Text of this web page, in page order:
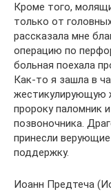
Кроме того,
только от
рассказала мне
операцию по
больная поехала
Как-то я зашла в
жестикулирующую
пророку паломник
позвоночника.
принесли
поддержку.
Иоанн Предтеча